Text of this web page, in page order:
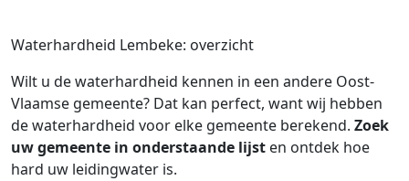
Waterhardheid Lembeke: overzicht
Wilt u de waterhardheid kennen in een andere Oost-
Vlaamse gemeente? Dat kan perfect, want wij hebben
de waterhardheid voor elke gemeente berekend. Zoek
uw gemeente in onderstaande lijst en ontdek hoe
hard uw leidingwater is.